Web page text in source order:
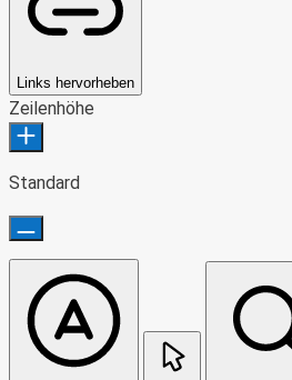
Links hervorheben
Zeilenhöhe
Standard